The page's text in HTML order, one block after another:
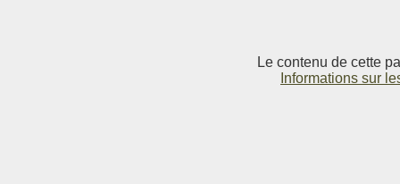
Le contenu de cette
Informations sur